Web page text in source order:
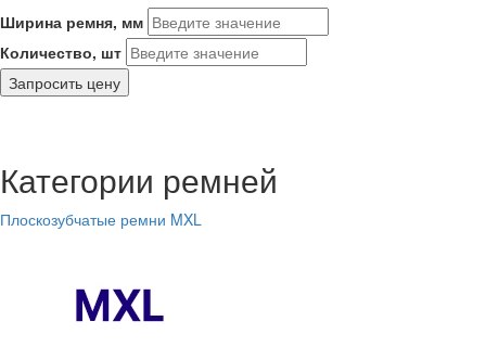
Ширина ремня, мм
Количество, шт
Запросить цену
Категории ремней
Плоскозубчатые ремни MXL